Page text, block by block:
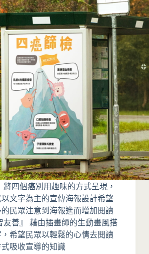
將四個癌別用趣味的方式呈現，
文字為主的宣傳海報設計希望
民眾注意到海報進而增加閱讀
友善』 藉由插畫師的生動畫風搭
希望民眾以輕鬆的心情去閱讀
吸收宣導的知識